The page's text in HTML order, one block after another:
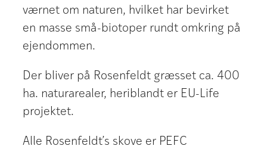
værnet om naturen, hvilket har bevirket
en masse små-biotoper rundt omkring på
ejendommen.
Der bliver på Rosenfeldt græsset ca. 400
ha. naturarealer, heriblandt er EU-Life
projektet.
Alle Rosenfeldt’s skove er PEFC